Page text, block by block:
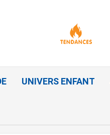
UNIVERS ENFANT